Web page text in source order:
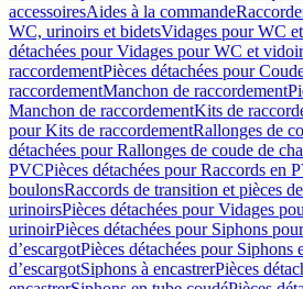
accessoiresAides à la commande
WC, urinoirs et bidetsVidages pour WC
détachées pour Vidages pour WC et
raccordementPièces détachées pour
raccordementManchon de raccordement
Manchon de raccordementKits de
pour Kits de raccordementRallonges de
détachées pour Rallonges de coude de
PVCPièces détachées pour Raccords en
boulonsRaccords de transition et pièces
urinoirsPièces détachées pour Vidages
urinoirPièces détachées pour Siphons
d’escargotPièces détachées pour Siphons
d’escargotSiphons à encastrerPièces